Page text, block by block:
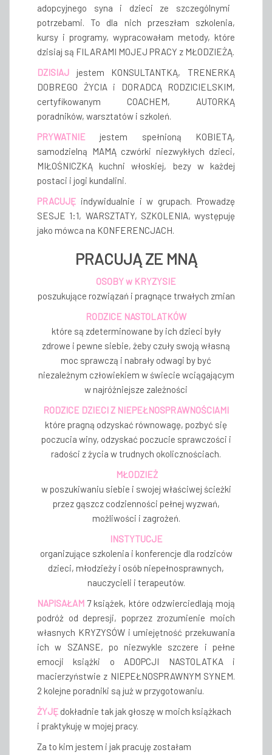
adopcyjnego syna i dzieci ze szczególnymi
potrzebami. To dla nich przeszłam szkolenia,
kursy i programy, wypracowałam metody, które
dzisiaj są FILARAMI MOJEJ PRACY z MŁODZIEŻĄ.
DZISIAJ
jestem KONSULTANTKĄ, TRENERKĄ
DOBREGO ŻYCIA i DORADCĄ RODZICIELSKIM,
certyfikowanym COACHEM, AUTORKĄ
poradników, warsztatów i szkoleń.
PRYWATNIE jestem spełnioną KOBIETĄ,
samodzielną MAMĄ czwórki niezwykłych dzieci,
MIŁOŚNICZKĄ kuchni włoskiej, bezy w każdej
postaci i jogi kundalini.
PRACUJĘ indywidualnie i w grupach. Prowadzę
SESJE 1:1, WARSZTATY, SZKOLENIA, występuję
jako mówca na KONFERENCJACH.
PRACUJĄ ZE MNĄ
OSOBY w KRYZYSIE
poszukujące rozwiązań i pragnące trwałych zmian
RODZICE NASTOLATKÓW
które są zdeterminowane by ich dzieci były
zdrowe i pewne siebie, żeby czuły swoją własną
moc sprawczą i nabrały odwagi by być
niezależnym człowiekiem w świecie wciągającym
w najróżniejsze zależności
RODZICE DZIECI Z NIEPEŁNOSPRAWNOŚCIAMI
które pragną odzyskać równowagę, pozbyć się
poczucia winy, odzyskać poczucie sprawczości i
radości z życia w trudnych okolicznościach.
MŁODZIEŻ
w poszukiwaniu siebie i swojej właściwej ścieżki
przez gąszcz codzienności pełnej wyzwań,
możliwości i zagrożeń.
INSTYTUCJE
organizujące szkolenia i konferencje dla rodziców
dzieci, młodzieży i osób niepełnosprawnych,
nauczycieli i terapeutów.
NAPISAŁAM 7 książek, które odzwierciedlają moją
podróż od depresji, poprzez zrozumienie moich
własnych KRYZYSÓW i umiejętność przekuwania
ich w SZANSE, po niezwykle szczere i pełne
emocji książki o ADOPCJI NASTOLATKA i
macierzyństwie z NIEPEŁNOSPRAWNYM SYNEM.
2 kolejne poradniki są już w przygotowaniu.
ŻYJĘ dokładnie tak jak głoszę w moich książkach
i praktykuję w mojej pracy.
Za to kim jestem i jak pracuję zostałam